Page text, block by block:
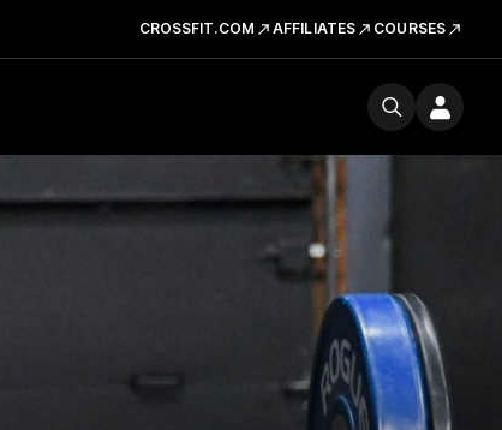
CROSSFIT.COM AFFILIATES COURSES